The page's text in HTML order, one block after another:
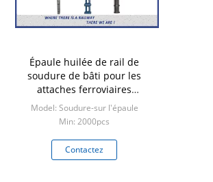
Épaule huilée de rail de
soudure de bâti pour les
attaches ferroviaires
BS100lbs
Model: Soudure-sur l'épaule
Min: 2000pcs
Contactez